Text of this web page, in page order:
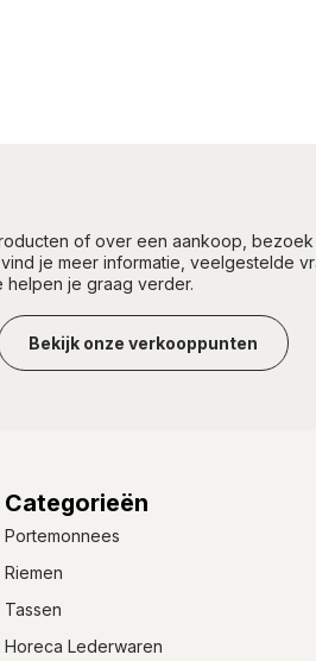
of over een aankoop,
je meer informatie, veelgestelde
helpen je graag verder.
Bekijk onze verkooppunten
Categorieën
Portemonnees
Riemen
Tassen
Horeca Lederwaren